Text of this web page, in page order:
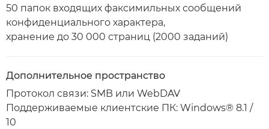
50 папок входящих факсимильных сообщений
конфиденциального характера,
хранение до 30 000 страниц (2000 заданий)
Дополнительное пространство
Протокол связи: SMB или WebDAV
Поддерживаемые клиентские ПК: Windows® 8.1 /
10